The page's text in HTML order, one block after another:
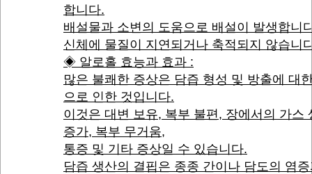
합니다.
배설물과 소변의 도움으로 배설이 발생합니
신체에 물질이 지연되거나 축적되지 않습니
◈ 알로홀 효능과 효과 :
많은 불쾌한 증상은 담즙 형성 및 방출에 대
으로 인한 것입니다.
이것은 대변 보유, 복부 불편, 장에서의 가스
증가, 복부 무거움,
통증 및 기타 증상일 수 있습니다.
담즙 생산의 결핍은 종종 간이나 담도의 염